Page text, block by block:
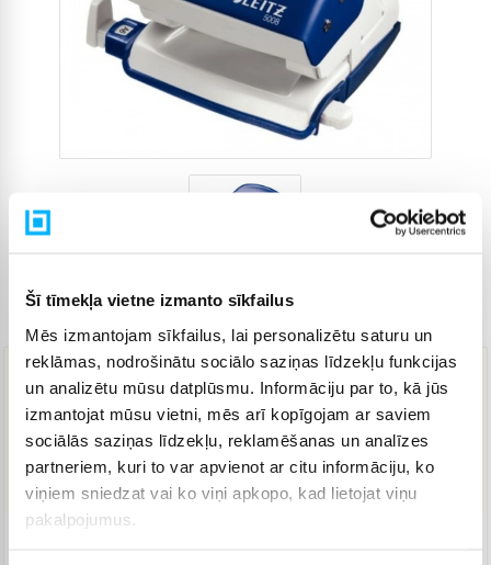
Šī tīmekļa vietne izmanto sīkfailus
Mēs izmantojam sīkfailus, lai personalizētu saturu un
reklāmas, nodrošinātu sociālo saziņas līdzekļu funkcijas
un analizētu mūsu datplūsmu. Informāciju par to, kā jūs
izmantojat mūsu vietni, mēs arī kopīgojam ar saviem
sociālās saziņas līdzekļu, reklamēšanas un analīzes
partneriem, kuri to var apvienot ar citu informāciju, ko
viņiem sniedzat vai ko viņi apkopo, kad lietojat viņu
pakalpojumus.
17,14 €
IELIKT GROZĀ